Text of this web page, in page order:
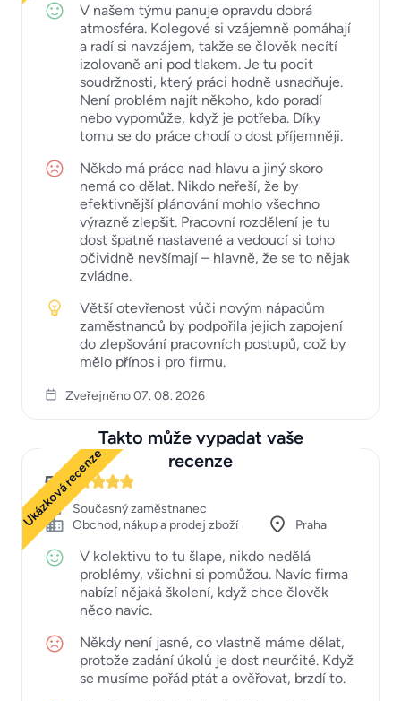
V našem týmu panuje opravdu dobrá
atmosféra. Kolegové si vzájemně pomáhají
a radí si navzájem, takže se člověk necítí
izolovaně ani pod tlakem. Je tu pocit
soudržnosti, který práci hodně usnadňuje.
Není problém najít někoho, kdo poradí
nebo vypomůže, když je potřeba. Díky
tomu se do práce chodí o dost příjemněji.
Někdo má práce nad hlavu a jiný skoro
nemá co dělat. Nikdo neřeší, že by
efektivnější plánování mohlo všechno
výrazně zlepšit. Pracovní rozdělení je tu
dost špatně nastavené a vedoucí si toho
očividně nevšímají – hlavně, že se to nějak
zvládne.
Větší otevřenost vůči novým nápadům
zaměstnanců by podpořila jejich zapojení
do zlepšování pracovních postupů, což by
mělo přínos i pro firmu.
Zveřejněno 07. 08. 2026
Takto může vypadat vaše
recenze
Ukázková recenze
5
Současný zaměstnanec
Obchod, nákup a prodej zboží
Praha
V kolektivu to tu šlape, nikdo nedělá
problémy, všichni si pomůžou. Navíc firma
nabízí nějaká školení, když chce člověk
něco navíc.
Někdy není jasné, co vlastně máme dělat,
protože zadání úkolů je dost neurčité. Když
se musíme pořád ptát a ověřovat, brzdí to.